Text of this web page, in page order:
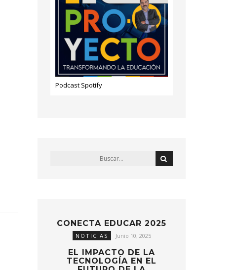
Podcast Spotify
CONECTA EDUCAR 2025
NOTICIAS Junio 10, 2025
EL IMPACTO DE LA
TECNOLOGÍA EN EL